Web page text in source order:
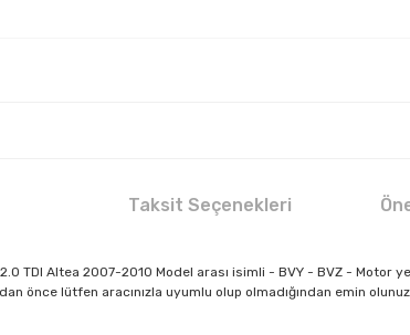
Taksit Seçenekleri
TDI Altea 2007-2010 Model arası isimli - BVY - BVZ - Motor
önce lütfen aracınızla uyumlu olup olmadığından emin